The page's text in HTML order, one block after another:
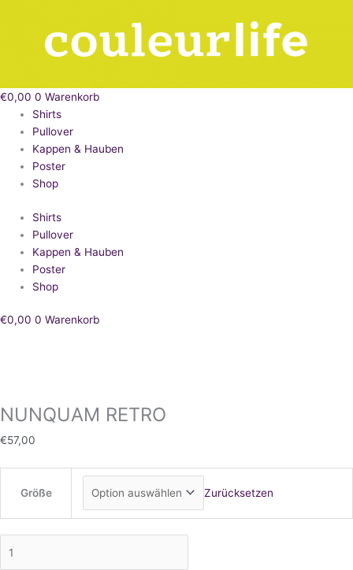
€0,00 0 Warenkorb
Shirts
Pullover
Kappen & Hauben
Poster
Shop
Shirts
Pullover
Kappen & Hauben
Poster
Shop
€0,00 0 Warenkorb
NUNQUAM RETRO
€57,00
Größe Zurücksetzen